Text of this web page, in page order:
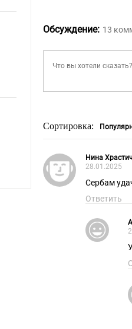
Обсуждение: 13
Сортировка:
Нина
28.01.2025
Сербам
Ответить